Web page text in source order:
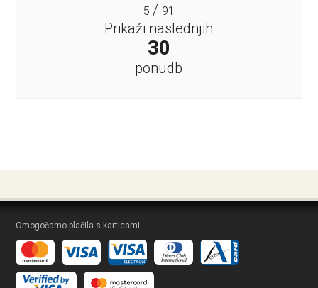
5 / 91
Prikaži naslednjih
30
ponudb
Omogočamo plačila s karticami